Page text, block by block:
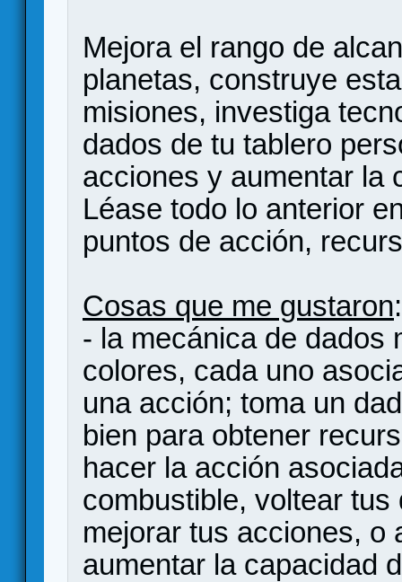
Mejora el rango de
planetas, construye
misiones, investiga
dados de tu tablero
acciones y aumentar la
Léase todo lo anterior
puntos de acción,
Cosas que me gustaron:
- la mecánica de dados
colores, cada uno
una acción; toma un
bien para obtener
hacer la acción
combustible, voltear
mejorar tus acciones, o
aumentar la capacidad